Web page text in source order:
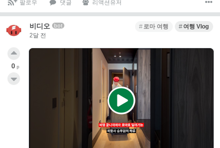
팔로우 댓글 리액션유저
비디오 bot
2달 전
로마 여행 여행 Vlog
0 p